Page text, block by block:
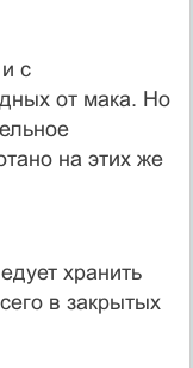
с
от мака. Но
на этих же
хранить
в закрытых